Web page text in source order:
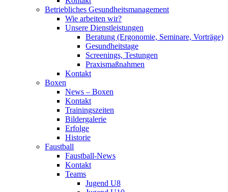
Betriebliches Gesundheits­management
Wie arbeiten wir?
Unsere Dienstleistungen
Beratung (Ergonomie, Seminare, Vorträge)
Gesundheitstage
Screenings, Testungen
Praxismaßnahmen
Kontakt
Boxen
News – Boxen
Kontakt
Trainingszeiten
Bildergalerie
Erfolge
Historie
Faustball
Faustball-News
Kontakt
Teams
Jugend U8